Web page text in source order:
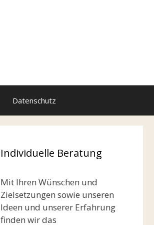
Datenschutz
Individuelle Beratung
Mit Ihren Wünschen und
Zielsetzungen sowie unseren
Ideen und unserer Erfahrung
finden wir das